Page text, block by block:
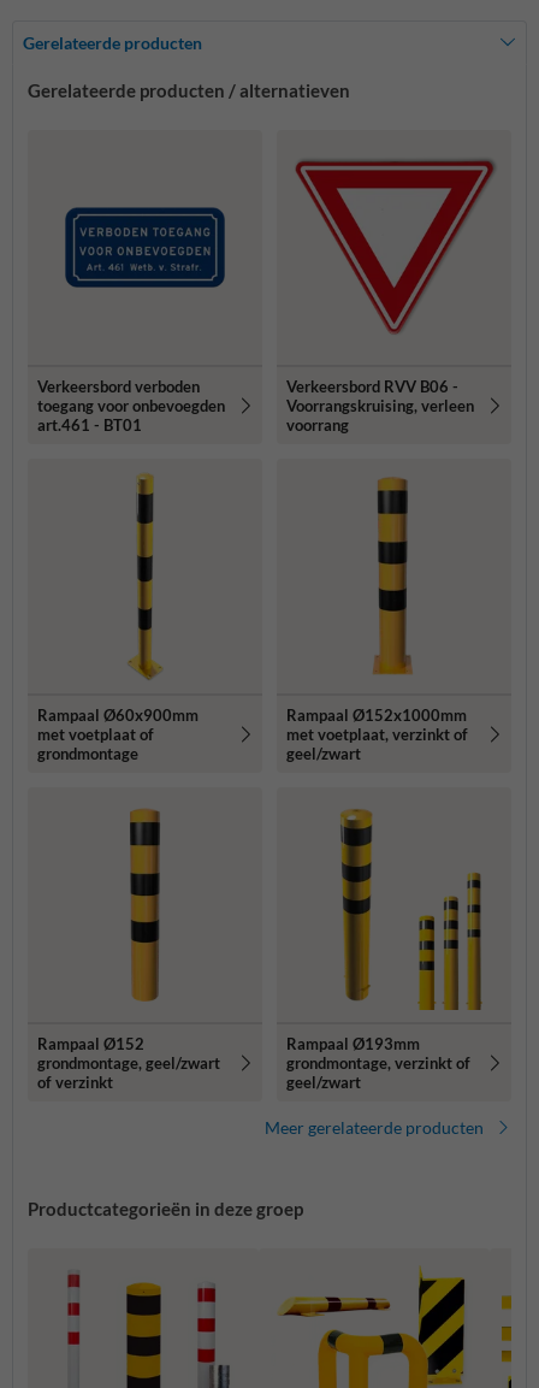
Gerelateerde producten
Gerelateerde producten / alternatieven
Verkeersbord verboden
toegang voor onbevoegden
art.461 - BT01
Verkeersbord RVV B06 -
Voorrangskruising, verleen
voorrang
Rampaal Ø60x900mm
met voetplaat of
grondmontage
Rampaal Ø152x1000mm
met voetplaat, verzinkt of
geel/zwart
Rampaal Ø152
grondmontage, geel/zwart
of verzinkt
Rampaal Ø193mm
grondmontage, verzinkt of
geel/zwart
Meer gerelateerde producten
Productcategorieën in deze groep